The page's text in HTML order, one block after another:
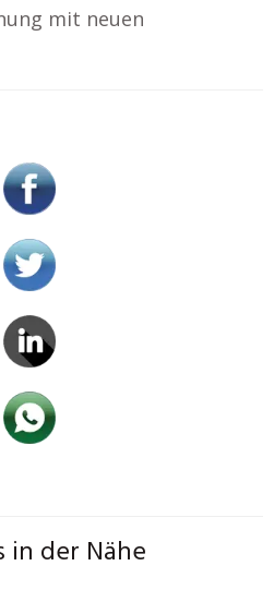
mit neuen
in der Nähe